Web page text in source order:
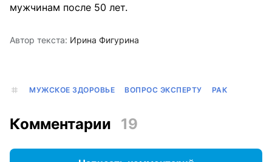
мужчинам после 50 лет.
Автор текста: Ирина Фигурина
МУЖСКОЕ ЗДОРОВЬЕ ВОПРОС ЭКСПЕРТУ РАК
Комментарии 19